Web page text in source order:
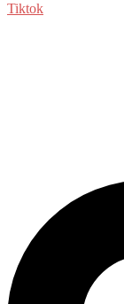
Tiktok